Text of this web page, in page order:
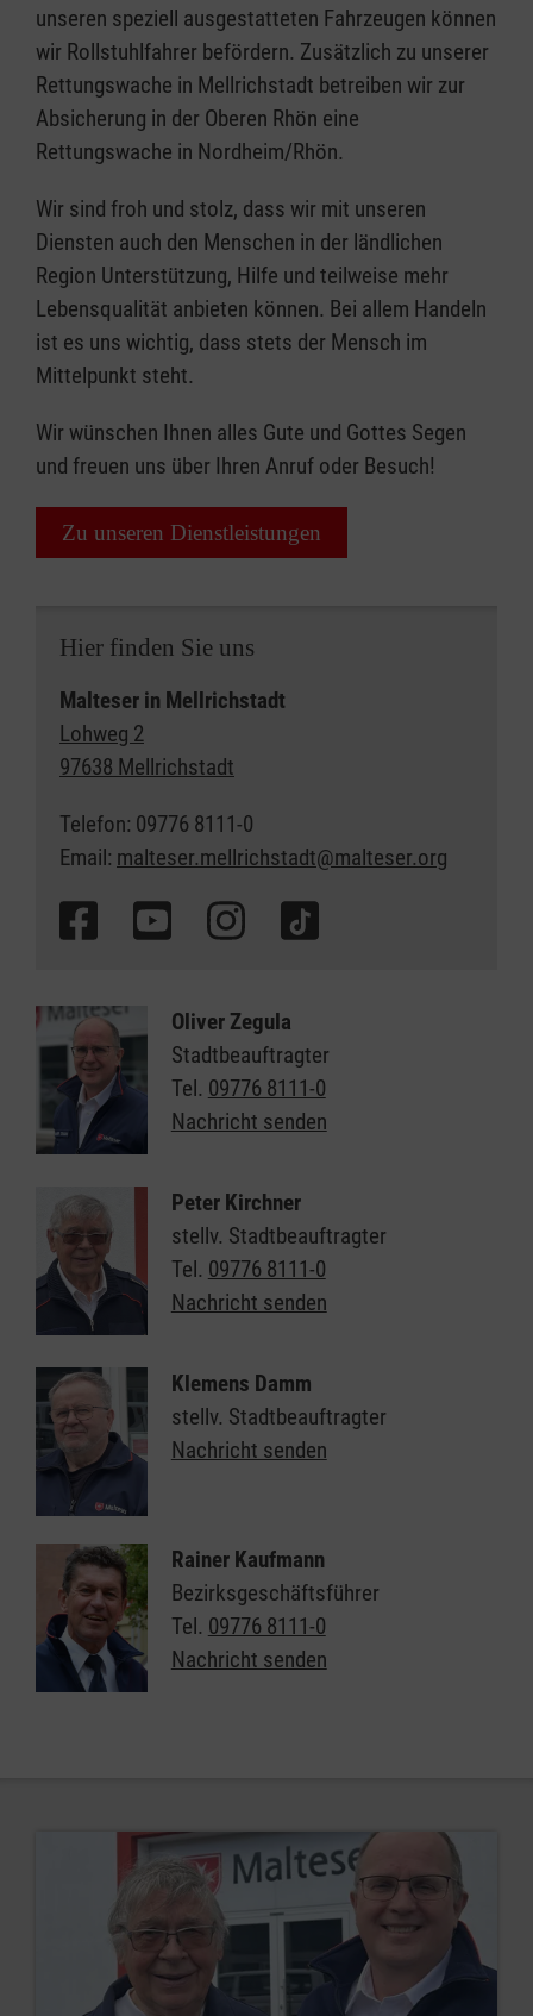
unseren speziell ausgestatteten Fahrzeugen können
wir Rollstuhlfahrer befördern. Zusätzlich zu unserer
Rettungswache in Mellrichstadt betreiben wir zur
Absicherung in der Oberen Rhön eine
Rettungswache in Nordheim/Rhön.
Wir sind froh und stolz, dass wir mit unseren
Diensten auch den Menschen in der ländlichen
Region Unterstützung, Hilfe und teilweise mehr
Lebensqualität anbieten können. Bei allem Handeln
ist es uns wichtig, dass stets der Mensch im
Mittelpunkt steht.
Wir wünschen Ihnen alles Gute und Gottes Segen
und freuen uns über Ihren Anruf oder Besuch!
Zu unseren Dienstleistungen
Hier finden Sie uns
Malteser in Mellrichstadt
Lohweg 2
97638 Mellrichstadt
Telefon: 09776 8111-0
Email: malteser.mellrichstadt@malteser.org
Oliver Zegula
Stadtbeauftragter
Tel. 09776 8111-0
Nachricht senden
Peter Kirchner
stellv. Stadtbeauftragter
Tel. 09776 8111-0
Nachricht senden
Klemens Damm
stellv. Stadtbeauftragter
Nachricht senden
Rainer Kaufmann
Bezirksgeschäftsführer
Tel. 09776 8111-0
Nachricht senden